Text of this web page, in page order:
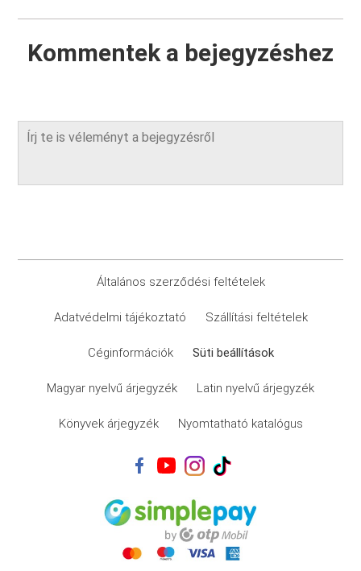
Kommentek a bejegyzéshez
Általános szerződési feltételek
Adatvédelmi tájékoztató Szállítási feltételek
Céginformációk Süti beállítások
Magyar nyelvű árjegyzék Latin nyelvű árjegyzék
Könyvek árjegyzék Nyomtatható katalógus